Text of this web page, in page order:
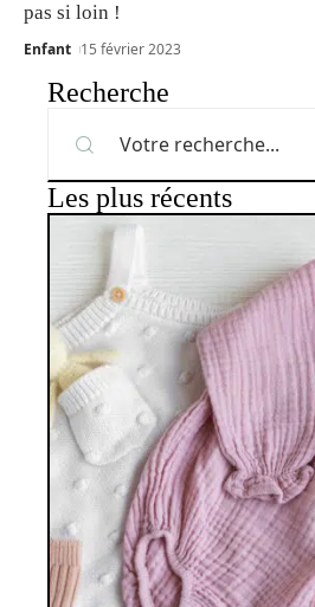
pas si loin !
Enfant 15 février 2023
Recherche
Les plus récents